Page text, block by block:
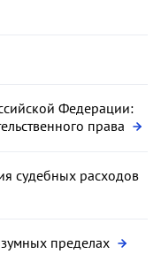
Федерации:
права
судебных расходов
пределах